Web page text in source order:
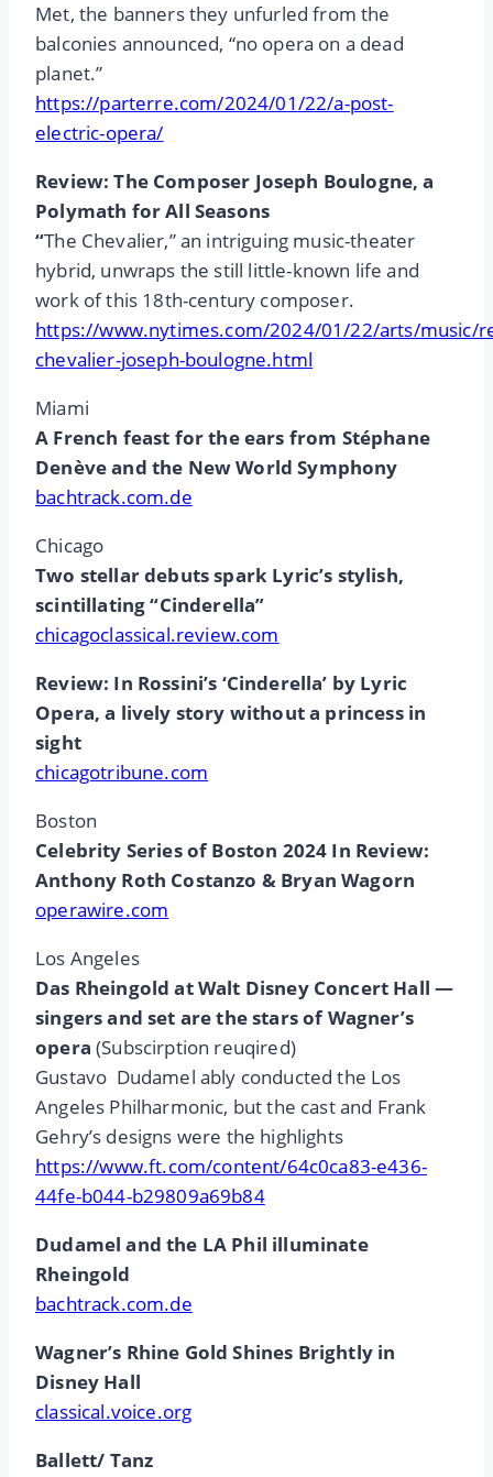
Met, the banners they unfurled from the
balconies announced, “no opera on a dead
planet.”
https://parterre.com/2024/01/22/a-post-
electric-opera/
Review: The Composer Joseph Boulogne, a
Polymath for All Seasons
“The Chevalier,” an intriguing music-theater
hybrid, unwraps the still little-known life and
work of this 18th-century composer.
https://www.nytimes.com/2024/01/22/arts/music/
chevalier-joseph-boulogne.html
Miami
A French feast for the ears from Stéphane
Denève and the New World Symphony
bachtrack.com.de
Chicago
Two stellar debuts spark Lyric’s stylish,
scintillating “Cinderella”
chicagoclassical.review.com
Review: In Rossini’s ‘Cinderella’ by Lyric
Opera, a lively story without a princess in
sight
chicagotribune.com
Boston
Celebrity Series of Boston 2024 In Review:
Anthony Roth Costanzo & Bryan Wagorn
operawire.com
Los Angeles
Das Rheingold at Walt Disney Concert Hall —
singers and set are the stars of Wagner’s
opera (Subscirption reuqired)
Gustavo Dudamel ably conducted the Los
Angeles Philharmonic, but the cast and Frank
Gehry’s designs were the highlights
https://www.ft.com/content/64c0ca83-e436-
44fe-b044-b29809a69b84
Dudamel and the LA Phil illuminate
Rheingold
bachtrack.com.de
Wagner’s Rhine Gold Shines Brightly in
Disney Hall
classical.voice.org
Ballett/ Tanz